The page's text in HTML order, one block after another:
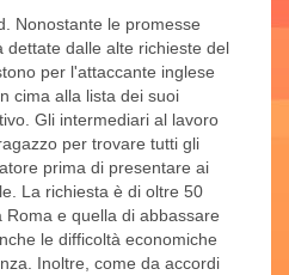
Nonostante le promesse
dettate dalle alte richieste del
per l'attaccante inglese
cima alla lista dei suoi
Gli intermediari al lavoro
per trovare tutti gli
prima di presentare ai
La richiesta è di oltre 50
Roma e quella di abbassare
le difficoltà economiche
Inoltre, come da accordi